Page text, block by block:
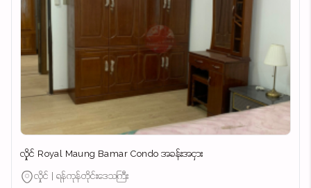
လှိုင် Royal Maung Bamar Condo အခန်းအငှား
လှိုင် | ရန်ကုန်တိုင်းဒေသကြီး